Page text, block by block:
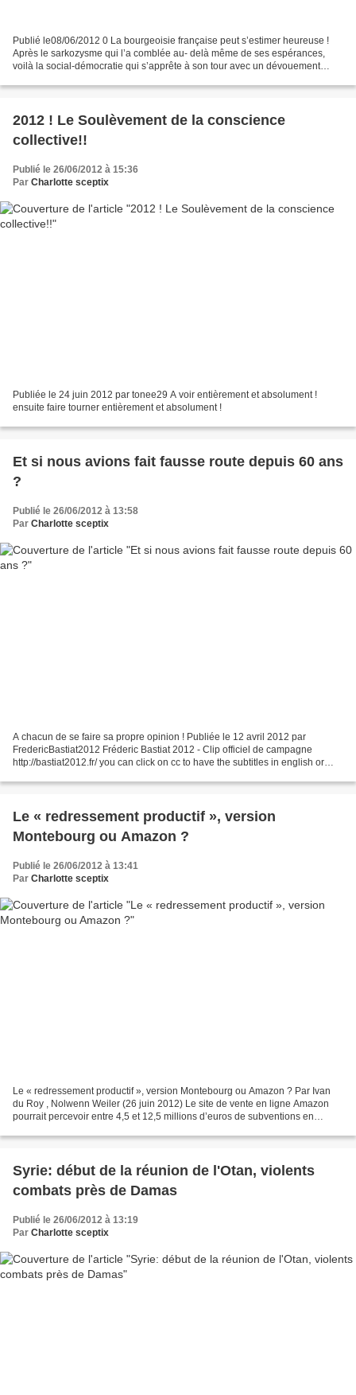
Publié le08/06/2012 0 La bourgeoisie française peut s’estimer heureuse !
Après le sarkozysme qui l’a comblée au- delà même de ses espérances,
voilà la social-démocratie qui s’apprête à son tour avec un dévouement
2012 ! Le Soulèvement de la conscience
collective!!
Publié le 26/06/2012 à 15:36
Par Charlotte sceptix
Publiée le 24 juin 2012 par tonee29 A voir entièrement et absolument !
ensuite faire tourner entièrement et absolument !
Et si nous avions fait fausse route depuis 60 ans
?
Publié le 26/06/2012 à 13:58
Par Charlotte sceptix
A chacun de se faire sa propre opinion ! Publiée le 12 avril 2012 par
FredericBastiat2012 Fréderic Bastiat 2012 - Clip officiel de campagne
http://bastiat2012.fr/ you can click on cc to have the subtitles in english or
Le « redressement productif », version
Montebourg ou Amazon ?
Publié le 26/06/2012 à 13:41
Par Charlotte sceptix
Le « redressement productif », version Montebourg ou Amazon ? Par Ivan
du Roy , Nolwenn Weiler (26 juin 2012) Le site de vente en ligne Amazon
pourrait percevoir entre 4,5 et 12,5 millions d’euros de subventions en
Syrie: début de la réunion de l'Otan, violents
combats près de Damas
Publié le 26/06/2012 à 13:19
Par Charlotte sceptix